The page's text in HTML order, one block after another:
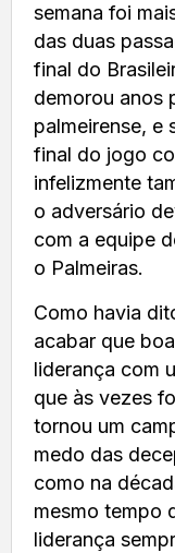
semana foi
das duas
final do
demorou anos
palmeirense, e
final do jogo
infelizmente
o adversário
com a equipe
o Palmeiras.
Como havia
acabar que
liderança com
que às vezes
tornou um
medo das
como na
mesmo tempo
liderança